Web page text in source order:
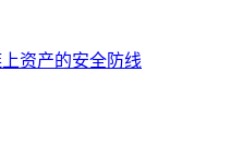
资产的安全防线